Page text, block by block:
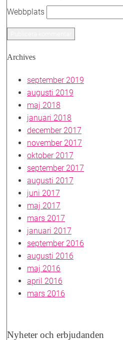
Webbplats
Archives
september 2019
augusti 2019
maj 2018
januari 2018
december 2017
november 2017
oktober 2017
september 2017
augusti 2017
juni 2017
maj 2017
mars 2017
januari 2017
september 2016
augusti 2016
maj 2016
april 2016
mars 2016
Nyheter och erbjudanden